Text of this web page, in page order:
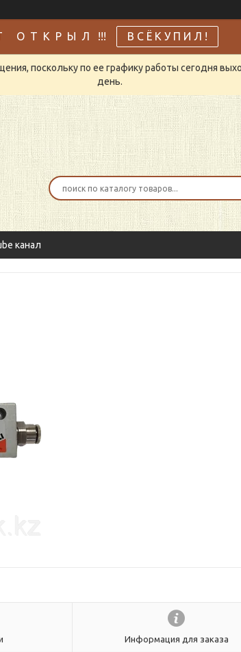
О Т К Р Ы Л !!! В С Ё К У П И Л !
поскольку по ее графику работы сегодня
день.
канал
Информация для заказа